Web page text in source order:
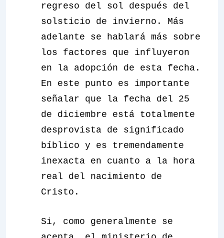
regreso del sol después del
solsticio de invierno. Más
adelante se hablará más sobre
los factores que influyeron
en la adopción de esta fecha.
En este punto es importante
señalar que la fecha del 25
de diciembre está totalmente
desprovista de significado
bíblico y es tremendamente
inexacta en cuanto a la hora
real del nacimiento de
Cristo.
Si, como generalmente se